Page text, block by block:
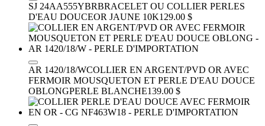
SJ 24AA555YBRBRACELET OU COLLIER PERLES
D'EAU DOUCEOR JAUNE 10K129.00 $
AR 1420/18/WCOLLIER EN ARGENT/PVD OR AVEC
FERMOIR MOUSQUETON ET PERLE D'EAU DOUCE
OBLONGPERLE BLANCHE139.00 $